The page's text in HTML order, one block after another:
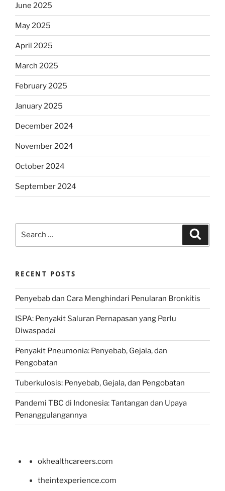
June 2025
May 2025
April 2025
March 2025
February 2025
January 2025
December 2024
November 2024
October 2024
September 2024
RECENT POSTS
Penyebab dan Cara Menghindari Penularan Bronkitis
ISPA: Penyakit Saluran Pernapasan yang Perlu
Diwaspadai
Penyakit Pneumonia: Penyebab, Gejala, dan
Pengobatan
Tuberkulosis: Penyebab, Gejala, dan Pengobatan
Pandemi TBC di Indonesia: Tantangan dan Upaya
Penanggulangannya
okhealthcareers.com
theintexperience.com